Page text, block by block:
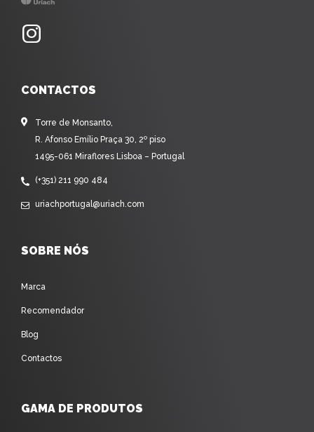
CONTACTOS
Torre de Monsanto,
R. Afonso Emílio Praça 30, 2º piso
1495-061 Miraflores Lisboa – Portugal
(+351) 211 990 484
uriachportugal@uriach.com
SOBRE NÓS
Marca
Recomendador
Blog
Contactos
GAMA DE PRODUTOS